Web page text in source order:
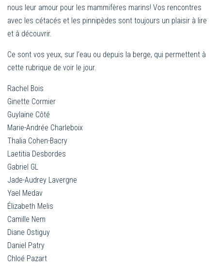
nous leur amour pour les mammifères marins! Vos rencontres
avec les cétacés et les pinnipèdes sont toujours un plaisir à lire
et à découvrir.
Ce sont vos yeux, sur l’eau ou depuis la berge, qui permettent à
cette rubrique de voir le jour.
Rachel Bois
Ginette Cormier
Guylaine Côté
Marie-Andrée Charleboix
Thalia Cohen-Bacry
Laetitia Desbordes
Gabriel GL
Jade-Audrey Lavergne
Yael Medav
Élizabeth Melis
Camille Nem
Diane Ostiguy
Daniel Patry
Chloé Pazart